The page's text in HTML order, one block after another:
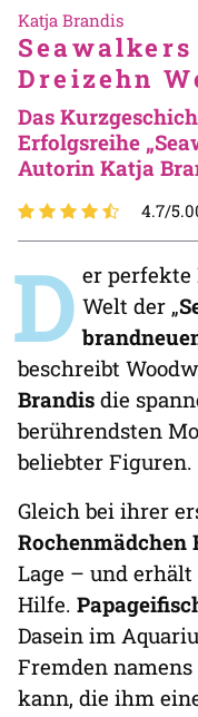
Katja Brandis
Dreizehn
Das
Erfolgsreihe
Autorin Katja
4.7/
D er perfekte
Welt der „
beschreibt
Brandis die
berührendsten
beliebter Figuren.
Gleich bei ihrer
Rochenmädchen
Lage – und erhält
Hilfe.
Dasein im
Fremden
kann, die ihm